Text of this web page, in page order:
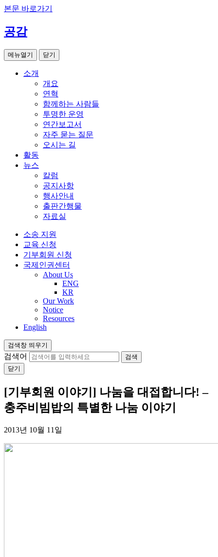
본문 바로가기
공감
메뉴열기 닫기
소개
개요
연혁
함께하는 사람들
투명한 운영
연간보고서
자주 묻는 질문
오시는 길
활동
뉴스
칼럼
공지사항
행사안내
출판간행물
자료실
소송 지원
교육 신청
기부회원 신청
국제인권센터
About Us
ENG
KR
Our Work
Notice
Resources
English
검색창 띄우기
검색어
닫기
[기부회원 이야기] 나눔을 대접합니다! –
충주비빔밥의 특별한 나눔 이야기
2013년 10월 11일